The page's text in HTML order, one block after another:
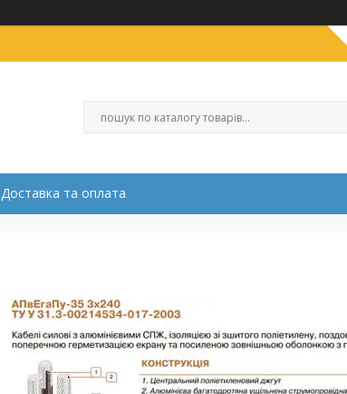
Доставка та оплата